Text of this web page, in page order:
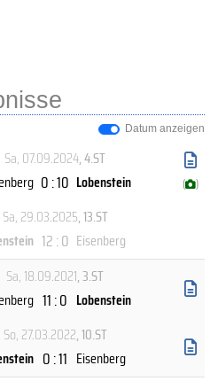
Datum anzeigen
Sa, 07.09.2024, 4.ST
0 : 10 Lobenstein ( )
Sa, 29.03.2025, 13.ST
12 : 0 Eisenberg
Sa, 18.09.2021, 3.ST
11 : 0 Lobenstein
So, 27.03.2022, 10.ST
0 : 11 Eisenberg